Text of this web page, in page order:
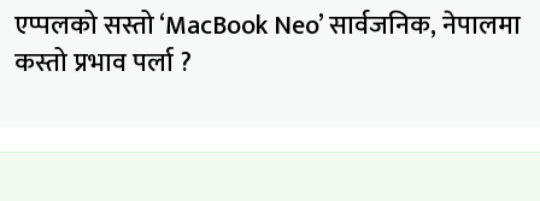
एप्पलको सस्तो ‘MacBook Neo’ सार्वजनिक, नेपालमा
कस्तो प्रभाव पर्ला ?